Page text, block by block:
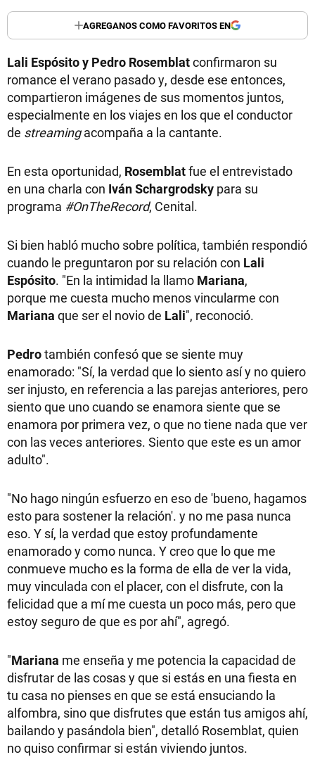
AGREGANOS COMO FAVORITOS EN
Lali Espósito y Pedro Rosemblatconfirmaron su
romance el verano pasado y, desde ese entonces,
compartieron imágenes de sus momentos juntos,
especialmente en los viajes en los que el conductor
de streamingacompaña a la cantante.
En esta oportunidad, Rosemblatfue el entrevistado
en una charla con Iván Schargrodsky para su
programa #OnTheRecord, Cenital.
Si bien habló mucho sobre política, también respondió
cuando le preguntaron por su relación con Lali
Espósito. "En la intimidad la llamo Mariana,
porque me cuesta mucho menos vincularme con
Mariana que ser el novio de Lali", reconoció.
Pedrotambién confesó que se siente muy
enamorado: "Sí, la verdad que lo siento así y no quiero
ser injusto, en referencia a las parejas anteriores, pero
siento que uno cuando se enamora siente que se
enamora por primera vez, o que no tiene nada que ver
con las veces anteriores. Siento que este es un amor
adulto".
"No hago ningún esfuerzo en eso de 'bueno, hagamos
esto para sostener la relación'. y no me pasa nunca
eso. Y sí, la verdad que estoy profundamente
enamorado y como nunca. Y creo que lo que me
conmueve mucho es la forma de ella de ver la vida,
muy vinculada con el placer, con el disfrute, con la
felicidad que a mí me cuesta un poco más, pero que
estoy seguro de que es por ahí", agregó.
"Mariana me enseña y me potencia la capacidad de
disfrutar de las cosas y que si estás en una fiesta en
tu casa no pienses en que se está ensuciando la
alfombra, sino que disfrutes que están tus amigos ahí,
bailando y pasándola bien", detalló Rosemblat, quien
no quiso confirmar si están viviendo juntos.